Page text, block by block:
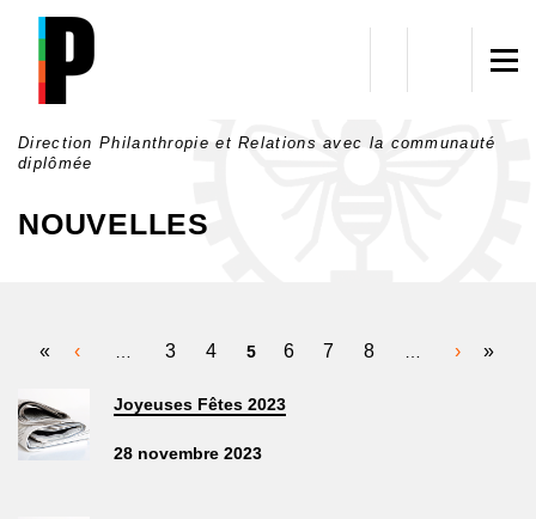
Aller au contenu principal
Direction Philanthropie et Relations avec la communauté
diplômée
NOUVELLES
PAGES
« ‹ 3 4 5 6 7 8 › »
Joyeuses Fêtes 2023
28 novembre 2023